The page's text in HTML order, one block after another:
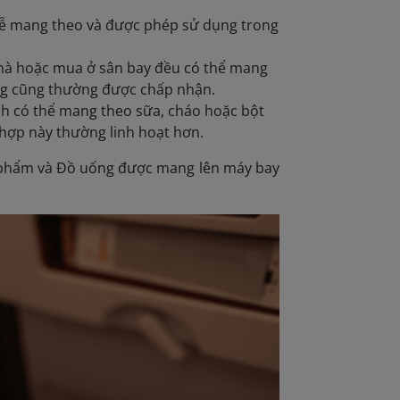
mang theo và được phép sử dụng trong
hoặc mua ở sân bay đều có thể mang
cũng thường được chấp nhận.
có thể mang theo sữa, cháo hoặc bột
này thường linh hoạt hơn.
và Đồ uống được mang lên máy bay